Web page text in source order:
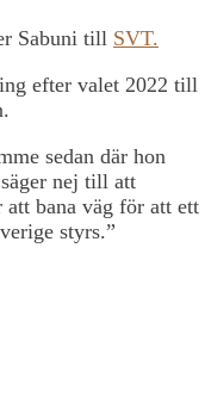
Sabuni till SVT.
efter valet 2022 till
sedan där hon
nej till att
att bana väg för att ett
styrs.”